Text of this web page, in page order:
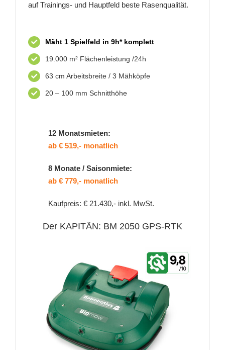
auf Trainings- und Hauptfeld beste Rasenqualität.
Mäht 1 Spielfeld in 9h* komplett
19.000 m² Flächenleistung /24h
63 cm Arbeitsbreite / 3 Mähköpfe
20 – 100 mm Schnitthöhe
12 Monatsmieten:
ab € 519,- monatlich
8 Monate / Saisonmiete:
ab € 779,- monatlich
Kaufpreis: € 21.430,- inkl. MwSt.
Der KAPITÄN: BM 2050 GPS-RTK